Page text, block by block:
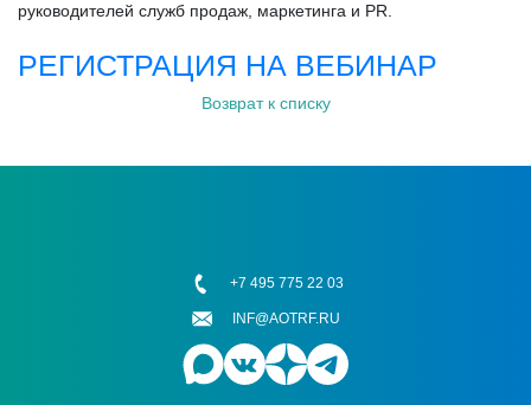
руководителей служб продаж, маркетинга и PR.
РЕГИСТРАЦИЯ НА ВЕБИНАР
Возврат к списку
+7 495 775 22 03
INF@AOTRF.RU